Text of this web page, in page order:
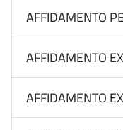
AFFIDAMENTO
AFFIDAMENTO
AFFIDAMENTO